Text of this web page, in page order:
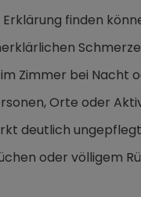
finden
Zimmer bei Nacht
Orte oder
deutlich
oder völligem